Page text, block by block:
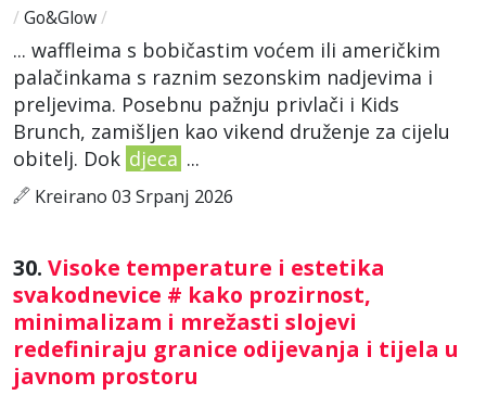
/ Go&Glow/
... waffleima s bobičastim voćem ili američkim
palačinkama s raznim sezonskim nadjevima i
preljevima. Posebnu pažnju privlači i Kids
Brunch, zamišljen kao vikend druženje za cijelu
obitelj. Dok djeca ...
Kreirano 03 Srpanj 2026
30. Visoke temperature i estetika
svakodnevice # kako prozirnost,
minimalizam i mrežasti slojevi
redefiniraju granice odijevanja i tijela u
javnom prostoru